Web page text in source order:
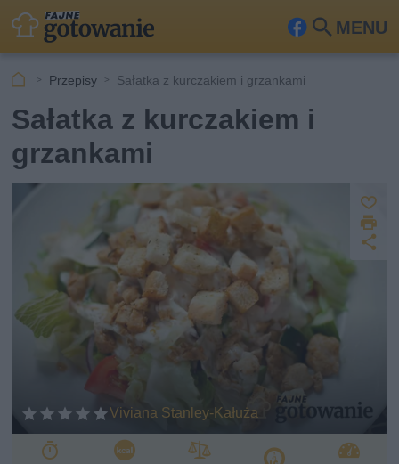
MENU
Fa
ook
Szu
Przepisy Sałatka z kurczakiem i grzankami
Sałatka z kurczakiem i
grzankami
Viviana Stanley-Kałuża